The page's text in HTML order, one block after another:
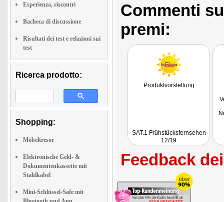
Esperienza, riscontri
Bacheca di discussione
Risultati dei test e relazioni sui
test
Ricerca prodotto:
Shopping:
Möbeltresor
Elektronische Geld- &
Dokumentenkassette mit
Stahlkabel
Mini-Schlüssel-Safe mit
Commenti
premi:
Produktvorstellung
SAT.1 Frühstücksfernsehen
12/19
Feedback